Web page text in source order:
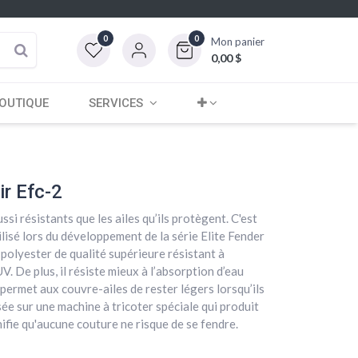
0 0 Mon panier
0,00$
SERVICES
Efc-2
résistants que les ailes qu’ils protègent. C'est
lors du développement de la série Elite Fender
de qualité supérieure résistant à
De plus, il résiste mieux à l’absorption d’eau
aux couvre-ailes de rester légers lorsqu’ils
sur une machine à tricoter spéciale qui produit
qu'aucune couture ne risque de se fendre.